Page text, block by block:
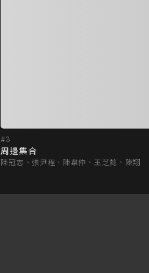
#3
周邊集合
陳冠志、張尹程、陳韋仲、王芝懿、陳翔